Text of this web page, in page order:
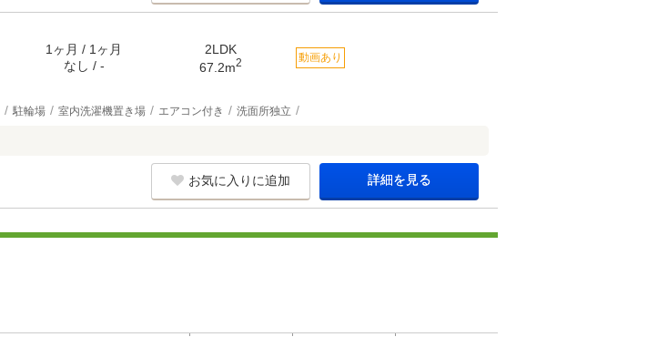
1ヶ月 / 1ヶ月
なし / -
2LDK
67.2m2 動画あり
駐輪場 室内洗濯機置き場 エアコン付き 洗面所独立
お気に入りに追加 詳細を見る